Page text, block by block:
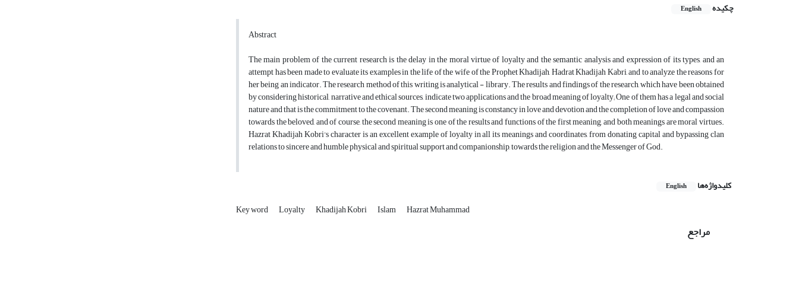
چکیده
English
Abstract
The main problem of the current research is the delay in the moral virtue of loyalty and the semantic analysis and expression of its types, and an
attempt has been made to evaluate its examples in the life of the wife of the Prophet Khadijah, Hadrat Khadijah Kabri, and to analyze the reasons for
her being an indicator. The research method of this writing is analytical - library. The results and findings of the research, which have been obtained
by considering historical, narrative and ethical sources, indicate two applications and the broad meaning of loyalty; One of them has a legal and social
nature and that is the commitment to the covenant. The second meaning is constancy in love and devotion and the completion of love and compassion
towards the beloved, and of course, the second meaning is one of the results and functions of the first meaning, and both meanings are moral virtues.
Hazrat Khadijah Kobri's character is an excellent example of loyalty in all its meanings and coordinates, from donating capital and bypassing clan
relations to sincere and humble physical and spiritual support and companionship, towards the religion and the Messenger of God.
کلیدواژه‌ها English
Key word Loyalty Khadijah Kobri Islam Hazrat Muhammad
مراجع